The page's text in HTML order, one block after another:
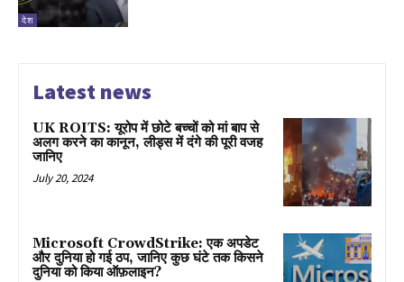
देश
Latest news
UK ROITS: यूरोप में छोटे बच्चों को मां बाप से
अलग करने का कानून, लीड्स में दंगे की पूरी वजह
जानिए
July 20, 2024
Microsoft CrowdStrike: एक अपडेट
और दुनिया हो गई ठप, जानिए कुछ घंटे तक किसने
दुनिया को किया ऑफ़लाइन?